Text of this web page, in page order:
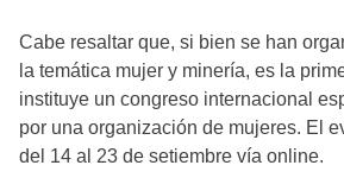
Cabe resaltar que, si bien se han
la temática mujer y minería, es la
instituye un congreso internacional
por una organización de mujeres. El
del 14 al 23 de setiembre vía online.